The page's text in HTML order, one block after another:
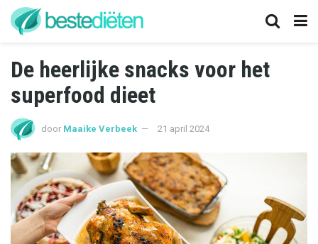
De heerlijke snacks voor het
superfood dieet
door Maaike Verbeek 21 april 2024